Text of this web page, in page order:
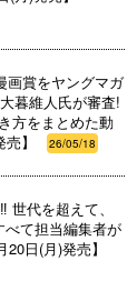
画賞をヤングマガ
暮維人氏が審査!
方をまとめた動
】
26/05/18
世代を超えて、
て担当編集者が
日(月)発売】